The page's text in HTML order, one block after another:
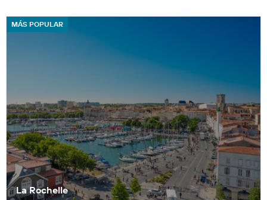
MÁS POPULAR
La Rochelle